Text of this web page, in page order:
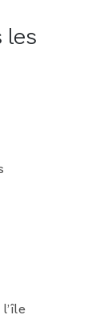
les